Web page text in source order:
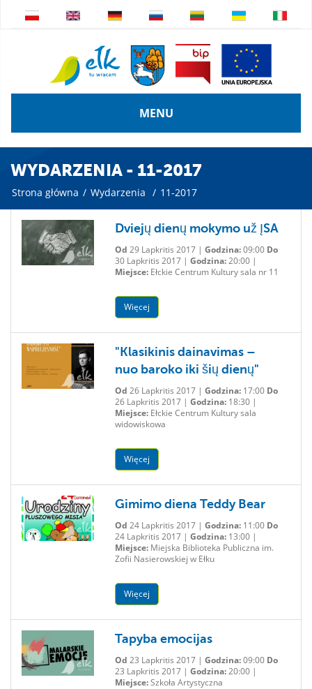
MENU
WYDARZENIA - 11-2017
Strona główna / Wydarzenia / 11-2017
Dviejų dienų mokymo už ĮSA
Od 29 Lapkritis 2017 | Godzina:09:00 Do
30 Lapkritis 2017 | Godzina:20:00 |
Miejsce:Ełckie Centrum Kultury sala nr 11
Więcej
"Klasikinis dainavimas –
nuo baroko iki šių dienų"
Od 26 Lapkritis 2017 | Godzina:17:00 Do
26 Lapkritis 2017 | Godzina:18:30 |
Miejsce:Ełckie Centrum Kultury sala
widowiskowa
Więcej
Gimimo diena Teddy Bear
Od 24 Lapkritis 2017 | Godzina:11:00 Do
24 Lapkritis 2017 | Godzina:13:00 |
Miejsce:Miejska Biblioteka Publiczna im.
Zofii Nasierowskiej w Ełku
Więcej
Tapyba emocijas
Od 23 Lapkritis 2017 | Godzina:09:00 Do
23 Lapkritis 2017 | Godzina:20:00 |
Miejsce:Szkoła Artystyczna